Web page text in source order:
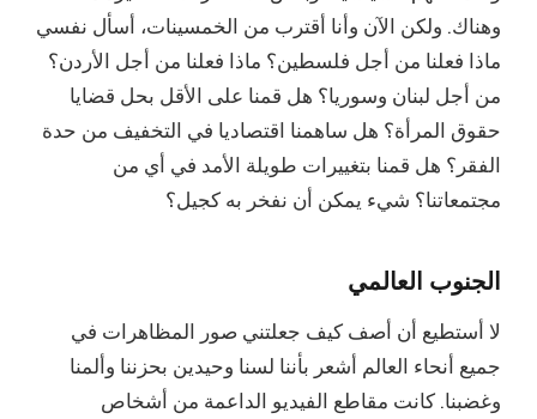
وهناك. ولكن الآن وأنا أقترب من الخمسينات، أسأل نفسي
ماذا فعلنا من أجل فلسطين؟ ماذا فعلنا من أجل الأردن؟
من أجل لبنان وسوريا؟ هل قمنا على الأقل بحل قضايا
حقوق المرأة؟ هل ساهمنا اقتصاديا في التخفيف من حدة
الفقر؟ هل قمنا بتغييرات طويلة الأمد في أي من
مجتمعاتنا؟ شيء يمكن أن نفخر به كجيل؟
الجنوب العالمي
لا أستطيع أن أصف كيف جعلتني صور المظاهرات في
جميع أنحاء العالم أشعر بأننا لسنا وحيدين بحزننا وألمنا
وغضبنا. كانت مقاطع الفيديو الداعمة من أشخاص